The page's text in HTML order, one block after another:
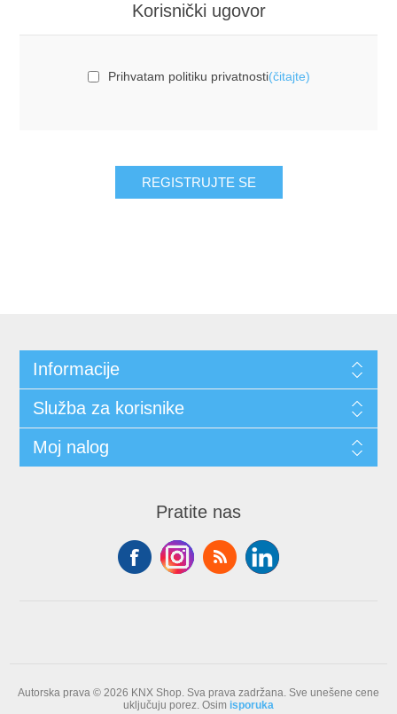
Korisnički ugovor
Prihvatam politiku privatnosti(čitajte)
Informacije
Služba za korisnike
Moj nalog
Pratite nas
Autorska prava © 2026 KNX Shop. Sva prava zadržana. Sve unešene cene
uključuju porez. Osim isporuka